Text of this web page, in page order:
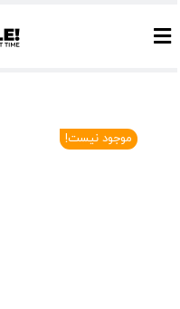
to
موجود نیست!